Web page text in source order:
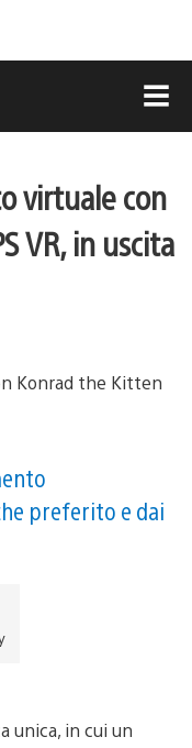
virtuale con
VR, in uscita
preferito e dai
unica, in cui un